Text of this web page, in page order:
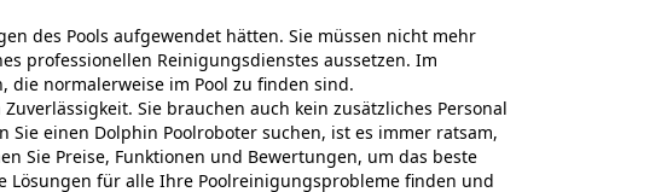
des Pools aufgewendet hätten. Sie müssen nicht mehr
professionellen Reinigungsdienstes aussetzen. Im
normalerweise im Pool zu finden sind.
Sie brauchen auch kein zusätzliches Personal
einen Dolphin Poolroboter suchen, ist es immer ratsam,
Sie Preise, Funktionen und Bewertungen, um das beste
für alle Ihre Poolreinigungsprobleme finden und